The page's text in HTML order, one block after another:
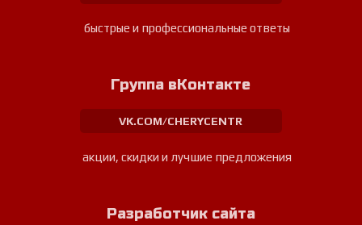
быстрые и профессиональные ответы
Группа вКонтакте
VK.COM/CHERYCENTR
акции, скидки и лучшие предложения
Разработчик сайта